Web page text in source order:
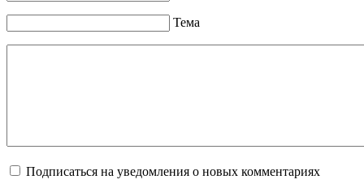
Тема
Подписаться на уведомления о новых комментариях